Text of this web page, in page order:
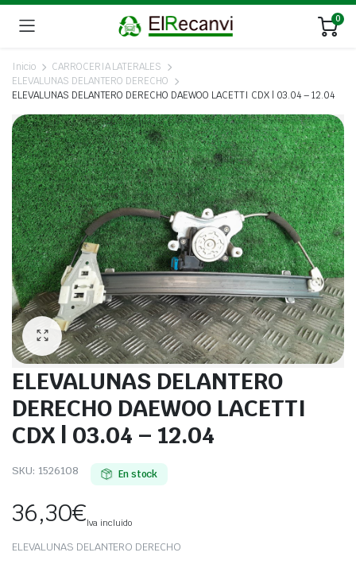
0
Inicio
CARROCERIA LATERALES
ELEVALUNAS DELANTERO DERECHO
ELEVALUNAS DELANTERO DERECHO DAEWOO LACETTI CDX | 03.04 – 12.04
ELEVALUNAS DELANTERO
DERECHO DAEWOO LACETTI
CDX | 03.04 – 12.04
SKU: 1526108 En stock
36,30€Iva incluido
ELEVALUNAS DELANTERO DERECHO